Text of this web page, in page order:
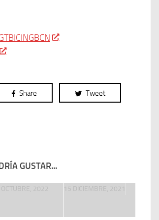
Share Tweet
GUSTAR...
2022 15 DICIEMBRE, 2021